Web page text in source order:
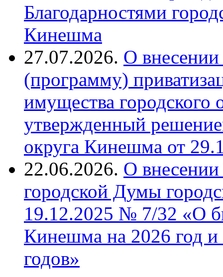
Благодарностями
Кинешма
27.07.2026. О
(программу)
имущества
утвержденный
округа Кинешма от
22.06.2026. О
городской Думы
19.12.2025 № 7/32 «О
Кинешма на 2026 год
годов»